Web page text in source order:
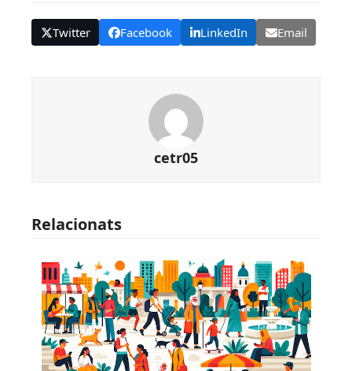
Twitter Facebook LinkedIn Email
cetr05
Relacionats